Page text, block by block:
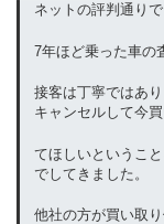
ネットの評判通り
7年ほど乗った車の
接客は丁寧ではあ
キャンセルして今
てほしいというこ
でしてきました。
他社の方が買い取